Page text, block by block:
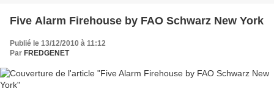
Five Alarm Firehouse by FAO Schwarz New York
Publié le 13/12/2010 à 11:12
Par FREDGENET